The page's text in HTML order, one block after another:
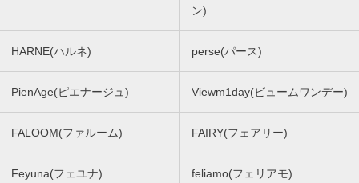
ン)
HARNE(ハルネ) perse(パース)
PienAge(ピエナージュ) Viewm1day(ビュームワンデー)
FALOOM(ファルーム) FAIRY(フェアリー)
Feyuna(フェユナ) feliamo(フェリアモ)